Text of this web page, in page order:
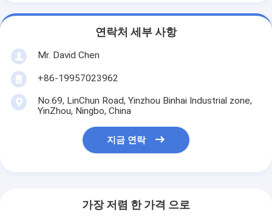
연락처 세부 사항
Mr. David Chen
+86-19957023962
No.69, LinChun Road, Yinzhou Binhai Industrial zone,
YinZhou, Ningbo, China
지금 연락
가장 저렴 한 가격 으로